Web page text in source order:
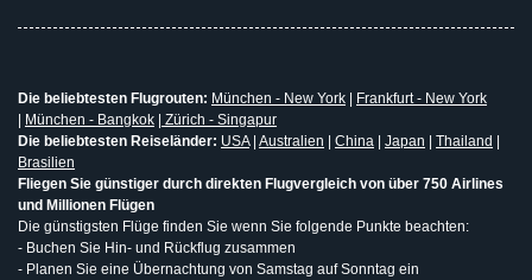
Die beliebtesten Flugrouten: München - New York
Frankfurt - New York
München - Bangkok
Zürich - Singapur
Die beliebtesten Reiseländer: USA| Australien China Japan Thailand
Brasilien
Fliegen Sie günstiger durch direkten Flugvergleich von über 750 Airlines
und Millionen Flügen
Die günstigsten Flüge finden Sie wenn Sie folgende Punkte beachten:
- Buchen Sie Hin- und Rückflug zusammen
- Planen Sie eine Übernachtung von Samstag auf Sonntag ein